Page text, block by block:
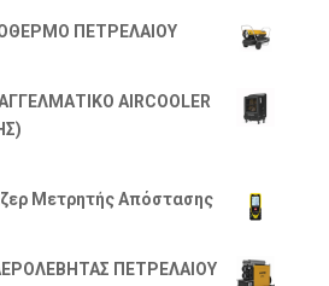
ΠΕΤΡΕΛΑΙΟΥ
AIRCOOLER
Μετρητής Απόστασης
ΠΕΤΡΕΛΑΙΟΥ